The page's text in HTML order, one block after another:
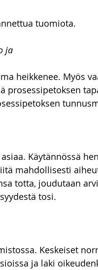
tuomiota.
ja
heikkenee. Myös
prosessipetoksen
Käytännössä
mahdollisesti
totta, joudutaan
tosi.
Keskeiset
ja laki